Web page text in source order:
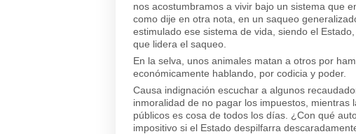
nos acostumbramos a vivir bajo un sistema que
como dije en otra nota, en un saqueo
estimulado ese sistema de vida, siendo el
que lidera el saqueo.
En la selva, unos animales matan a otros por
económicamente hablando, por codicia y poder.
Causa indignación escuchar a algunos
inmoralidad de no pagar los impuestos,
públicos es cosa de todos los días. ¿Con qué
impositivo si el Estado despilfarra